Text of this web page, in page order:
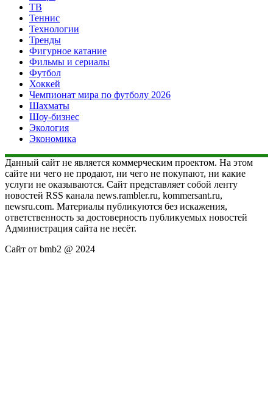
ТВ
Теннис
Технологии
Тренды
Фигурное катание
Фильмы и сериалы
Футбол
Хоккей
Чемпионат мира по футболу 2026
Шахматы
Шоу-бизнес
Экология
Экономика
Данный сайт не является коммерческим проектом. На этом
сайте ни чего не продают, ни чего не покупают, ни какие
услуги не оказываются. Сайт представляет собой ленту
новостей RSS канала news.rambler.ru, kommersant.ru,
newsru.com. Материалы публикуются без искажения,
ответственность за достоверность публикуемых новостей
Администрация сайта не несёт.
Сайт от bmb2 @ 2024